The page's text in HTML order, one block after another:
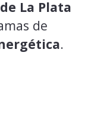
La Plata
de
.